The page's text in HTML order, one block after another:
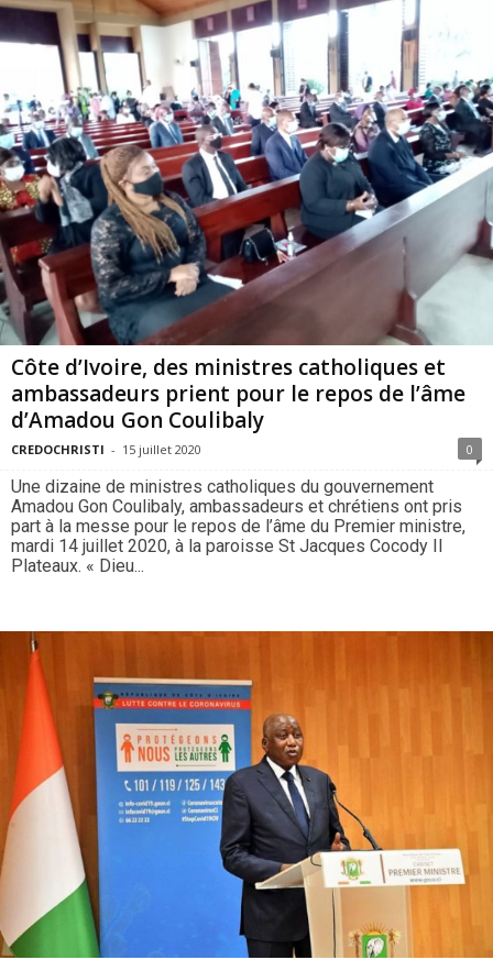
Côte d’Ivoire, des ministres catholiques et
ambassadeurs prient pour le repos de l’âme
d’Amadou Gon Coulibaly
CREDOCHRISTI - 15 juillet 2020 0
Une dizaine de ministres catholiques du gouvernement
Amadou Gon Coulibaly, ambassadeurs et chrétiens ont pris
part à la messe pour le repos de l’âme du Premier ministre,
mardi 14 juillet 2020, à la paroisse St Jacques Cocody II
Plateaux. « Dieu...